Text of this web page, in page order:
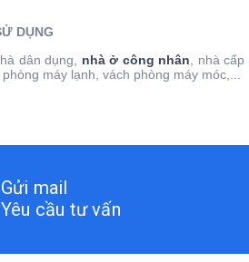
DỤNG
dân dụng, nhà ở công nhân , nhà
máy lạnh, vách phòng máy móc,...
Gửi mail
Yêu cầu tư vấn